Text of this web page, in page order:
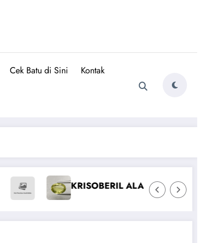
Cek Batu di Sini Kontak
ALAMI Emerald Colombia vs